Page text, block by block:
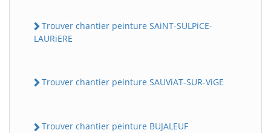
Trouver chantier peinture SAiNT-SULPiCE-
LAURiERE
Trouver chantier peinture SAUViAT-SUR-ViGE
Trouver chantier peinture BUJALEUF